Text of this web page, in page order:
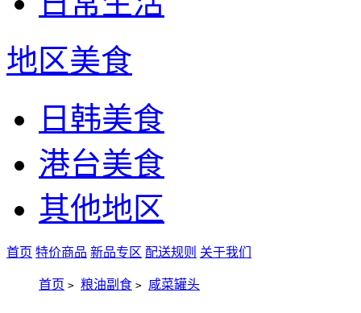
地区美食
日韩美食
港台美食
其他地区
首页 特价商品 新品专区 配送规则 关于我们
首页 > 粮油副食 > 咸菜罐头